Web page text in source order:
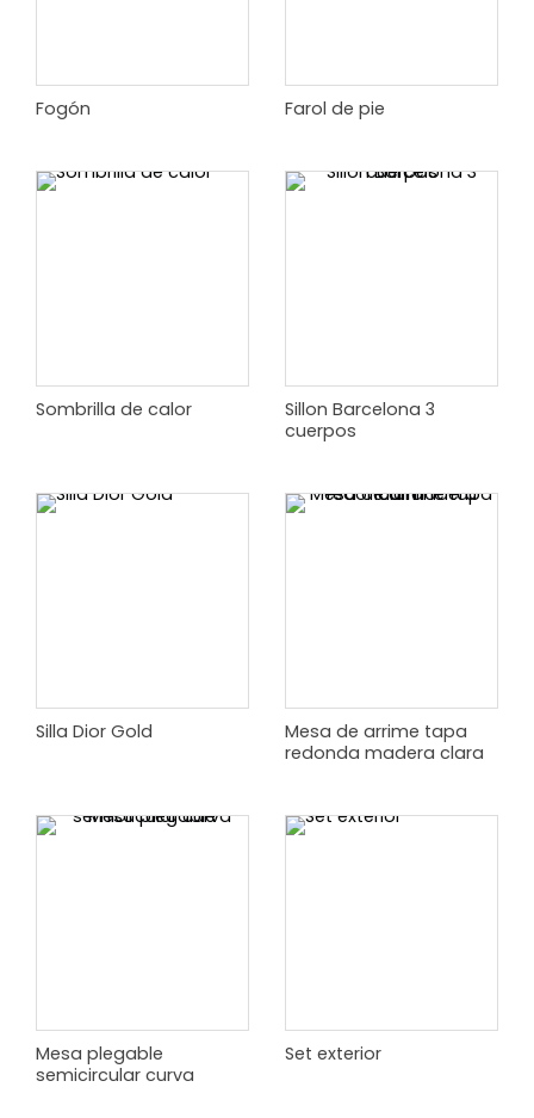
Fogón Farol de pie
Sombrilla de calor
Sillon Barcelona 3
cuerpos
Silla Dior Gold
Mesa de arrime tapa
redonda madera clara
Mesa plegable
semicircular curva
Set exterior